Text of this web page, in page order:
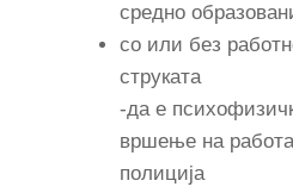
средно
со или без
струката
-да е
вршење на
полиција